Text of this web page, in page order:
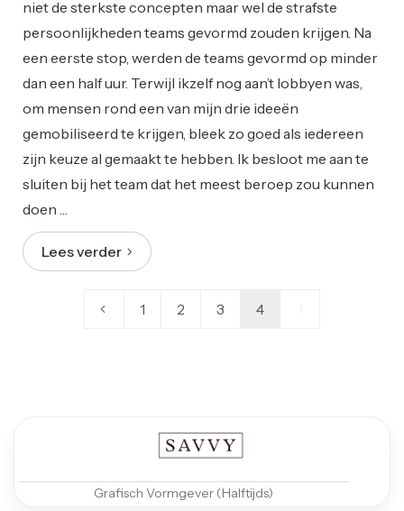
niet de sterkste concepten maar wel de strafste
persoonlijkheden teams gevormd zouden krijgen. Na
een eerste stop, werden de teams gevormd op minder
dan een half uur. Terwijl ikzelf nog aan’t lobbyen was,
om mensen rond een van mijn drie ideeën
gemobiliseerd te krijgen, bleek zo goed als iedereen
zijn keuze al gemaakt te hebben. Ik besloot me aan te
sluiten bij het team dat het meest beroep zou kunnen
doen …
Lees verder
1 2 3 4
Grafisch Vormgever (Halftijds)